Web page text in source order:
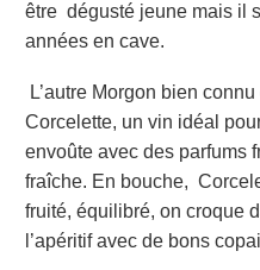
être dégusté jeune mais il
années en cave.
L’autre Morgon bien
Corcelette, un vin idéal
envoûte avec des parfums
fraîche. En bouche,
fruité, équilibré, on croque
l’apéritif avec de bons